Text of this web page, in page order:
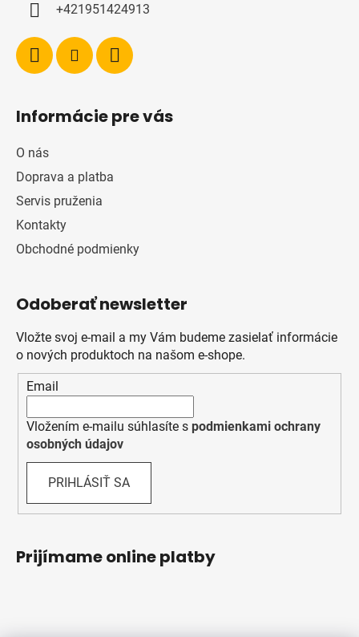
+421951424913
Informácie pre vás
O nás
Doprava a platba
Servis pruženia
Kontakty
Obchodné podmienky
Odoberať newsletter
Vložte svoj e-mail a my Vám budeme zasielať informácie
o nových produktoch na našom e-shope.
Email
Vložením e-mailu súhlasíte s podmienkami ochrany
osobných údajov
PRIHLÁSIŤ SA
Prijímame online platby